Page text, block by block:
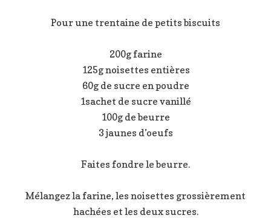
Pour une trentaine de petits biscuits
200g farine
125g noisettes entières
60g de sucre en poudre
1sachet de sucre vanillé
100g de beurre
3 jaunes d’oeufs
Faites fondre le beurre.
Mélangez la farine, les noisettes grossièrement
hachées et les deux sucres.